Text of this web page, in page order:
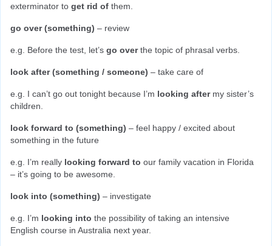
exterminator to get rid of them.
go over (something) – review
e.g. Before the test, let’s go over the topic of phrasal verbs.
look after (something / someone) – take care of
e.g. I can’t go out tonight because I’m looking after my sister’s
children.
look forward to (something) – feel happy / excited about
something in the future
e.g. I’m really looking forward to our family vacation in Florida
– it’s going to be awesome.
look into (something) – investigate
e.g. I’m looking into the possibility of taking an intensive
English course in Australia next year.